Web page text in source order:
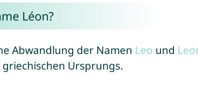
Léon?
Abwandlung der Namen Leo und
Ursprungs.